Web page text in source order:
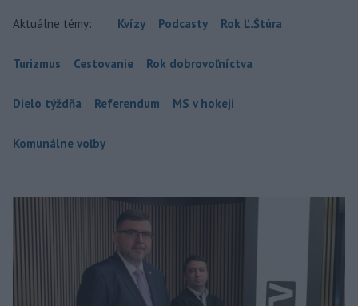
Aktuálne témy: Kvízy Podcasty Rok Ľ.Štúra
Turizmus Cestovanie Rok dobrovoľníctva
Dielo týždňa Referendum MS v hokeji
Komunálne voľby